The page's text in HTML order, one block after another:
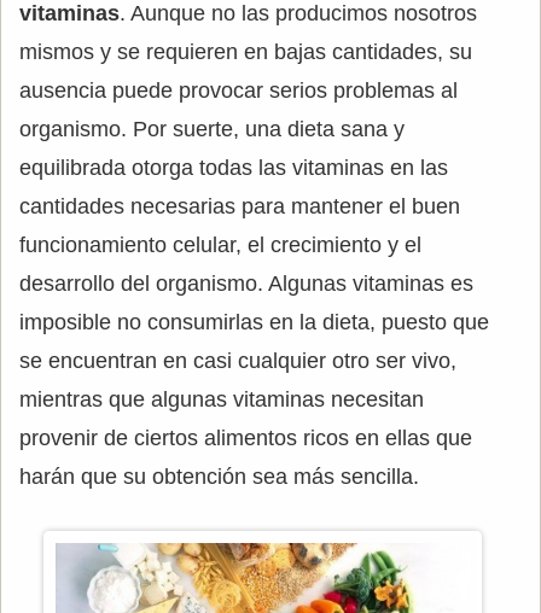
vitaminas. Aunque no las producimos nosotros
mismos y se requieren en bajas cantidades, su
ausencia puede provocar serios problemas al
organismo. Por suerte, una dieta sana y
equilibrada otorga todas las vitaminas en las
cantidades necesarias para mantener el buen
funcionamiento celular, el crecimiento y el
desarrollo del organismo. Algunas vitaminas es
imposible no consumirlas en la dieta, puesto que
se encuentran en casi cualquier otro ser vivo,
mientras que algunas vitaminas necesitan
provenir de ciertos alimentos ricos en ellas que
harán que su obtención sea más sencilla.